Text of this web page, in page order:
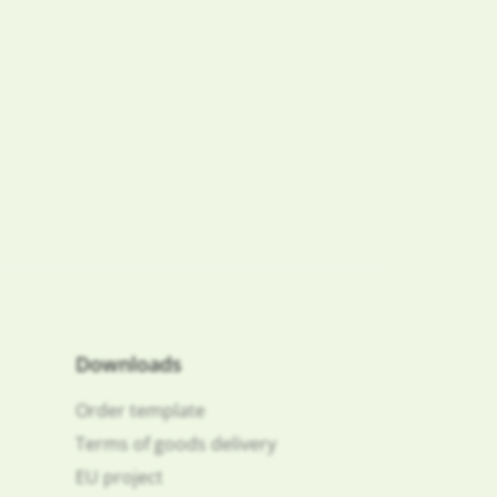
Downloads
Order template
Terms of goods delivery
EU project